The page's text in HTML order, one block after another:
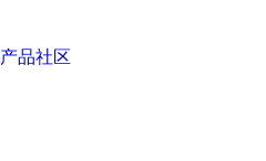
产品社区